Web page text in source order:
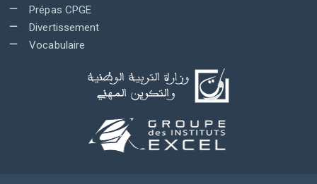
Prépas CPGE
Divertissement
Vocabulaire